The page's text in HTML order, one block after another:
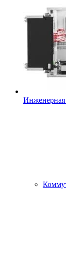
Инженерная